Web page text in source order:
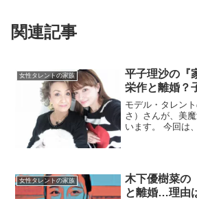
関連記事
女性タレントの家族
平子理沙の『
栄作と離婚？
モデル・タレン
さ）さんが、美
います。 今回は
は、イギリスの
女性タレントの家族
木下優樹菜の
と離婚…理由